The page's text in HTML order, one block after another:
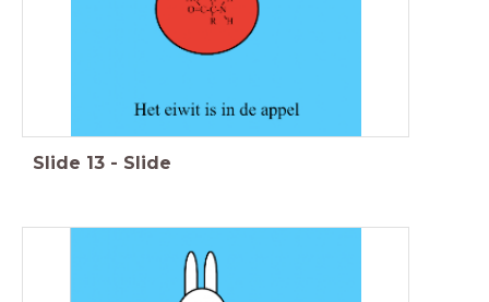
Slide 13 - Slide